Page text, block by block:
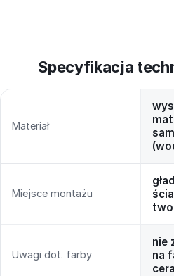
Specyfikacja
Materiał
Miejsce montażu
Uwagi dot. farby
nie
na